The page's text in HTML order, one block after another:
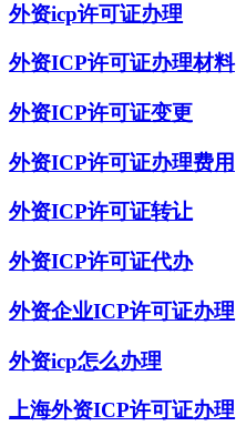
外资icp许可证办理
外资ICP许可证办理材料
外资ICP许可证变更
外资ICP许可证办理费用
外资ICP许可证转让
外资ICP许可证代办
外资企业ICP许可证办理
外资icp怎么办理
上海外资ICP许可证办理